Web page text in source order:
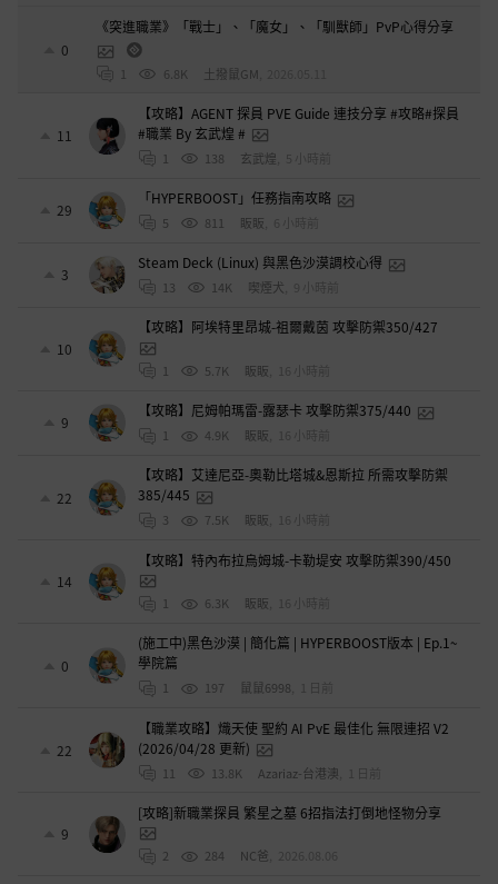
0
《突進職業》「戰士」、「魔女」、「馴獸師」PvP心得分享
1 6.8K 土撥鼠GM
11
【攻略】AGENT 探員 PVE Guide 連技分享 #攻略#探員
#職業 By 玄武煌 #
1 138 玄武煌 5 小時前
29
「HYPERBOOST」任務指南攻略
5 811 眅眅
3
Steam Deck (Linux) 與黑色沙漠調校心得
13 14K 喫煙犬
10
【攻略】阿埃特里昂城-祖爾戴茵 攻擊防禦350/427
1 5.7K 眅眅
9
【攻略】尼姆帕瑪雷-露瑟卡 攻擊防禦375/440
1 4.9K 眅眅
22
【攻略】艾達尼亞-奧勒比塔城&恩斯拉 所需攻擊防禦
385/445
3 7.5K 眅眅
14
【攻略】特內布拉烏姆城-卡勒堤安 攻擊防禦390/450
1 6.3K 眅眅
0
(施工中)黑色沙漠 | 簡化篇 | HYPERBOOST版本 | Ep.1~
學院篇
1 197 鼠鼠6998 1 日前
22
【職業攻略】熾天使 聖約 AI PvE 最佳化 無限連招 V2
(2026/04/28 更新)
11 13.8K Azariaz-台港澳 1 日前
9
[攻略]新職業探員 繁星之墓 6招指法打倒地怪物分享
2 284 NC爸 2026.08.06